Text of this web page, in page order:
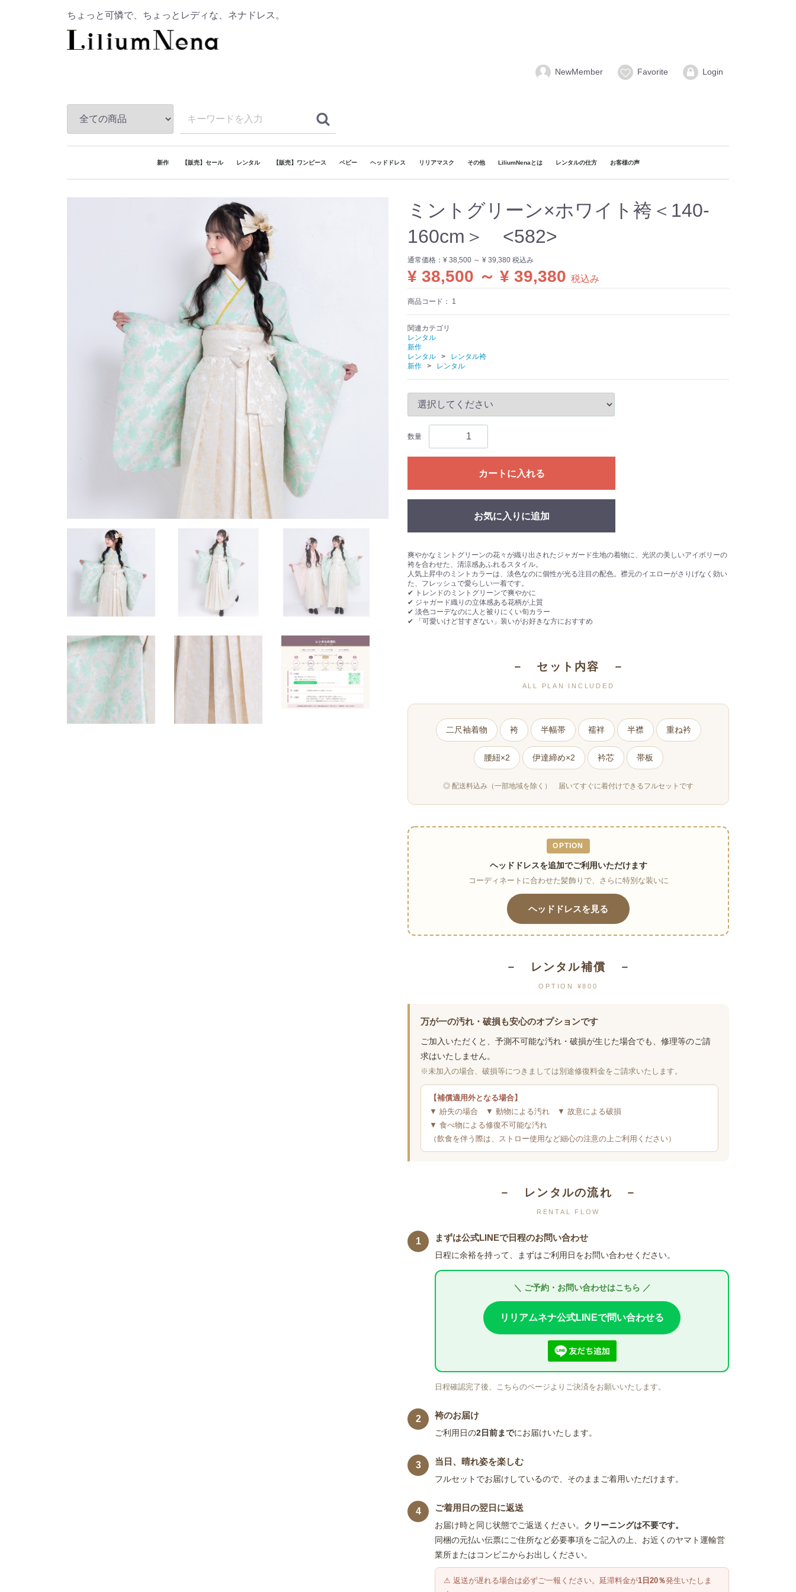
ちょっと可憐で、ちょっとレディな、ネナドレス。
NewMember Favorite Login
新作 【販売】セール レンタル 【販売】ワンピース ベビー ヘッドドレス リリアマスク その他 LiliumNenaとは レンタルの仕方 お客様の声
ミントグリーン×ホワイト袴＜140-
160cm＞ <582>
通常価格： ¥ 38,500 ～ ¥ 39,380 税込み
¥ 38,500 ～ ¥ 39,380 税込み
商品コード： 1
関連カテゴリ
レンタル
新作
レンタル
レンタル袴
新作
レンタル
数量
カートに入れる
お気に入りに追加
爽やかなミントグリーンの花々が織り出されたジャガード生地の着物に、光沢の美しいアイボリーの
袴を合わせた、清涼感あふれるスタイル。
人気上昇中のミントカラーは、淡色なのに個性が光る注目の配色。襟元のイエローがさりげなく効い
た、フレッシュで愛らしい一着です。
✔ トレンドのミントグリーンで爽やかに
✔ ジャガード織りの立体感ある花柄が上質
✔ 淡色コーデなのに人と被りにくい旬カラー
✔ 「可愛いけど甘すぎない」装いがお好きな方におすすめ
－ セット内容 －
ALL PLAN INCLUDED
二尺袖着物 袴 半幅帯 襦袢 半襟 重ね衿
腰紐×2 伊達締め×2 衿芯 帯板
◎ 配送料込み（一部地域を除く） 届いてすぐに着付けできるフルセットです
OPTION
ヘッドドレスを追加でご利用いただけます
コーディネートに合わせた髪飾りで、さらに特別な装いに
ヘッドドレスを見る
－ レンタル補償 －
OPTION ¥800
万が一の汚れ・破損も安心のオプションです
ご加入いただくと、予測不可能な汚れ・破損が生じた場合でも、修理等のご請
求はいたしません。
※未加入の場合、破損等につきましては別途修復料金をご請求いたします。
【補償適用外となる場合】
▼ 紛失の場合 ▼ 動物による汚れ ▼ 故意による破損
▼ 食べ物による修復不可能な汚れ
（飲食を伴う際は、ストロー使用など細心の注意の上ご利用ください）
－ レンタルの流れ －
RENTAL FLOW
1 まずは公式LINEで日程のお問い合わせ
日程に余裕を持って、まずはご利用日をお問い合わせください。
＼ ご予約・お問い合わせはこちら ／
リリアムネナ公式LINEで問い合わせる
日程確認完了後、こちらのページよりご決済をお願いいたします。
2 袴のお届け
ご利用日の2日前までにお届けいたします。
3 当日、晴れ姿を楽しむ
フルセットでお届けしているので、そのままご着用いただけます。
4 ご着用日の翌日に返送
お届け時と同じ状態でご返送ください。 クリーニングは不要です。
同梱の元払い伝票にご住所など必要事項をご記入の上、お近くのヤマト運輸営
業所またはコンビニからお出しください。
⚠ 返送が遅れる場合は必ずご一報ください。延滞料金が1日20％発生いたしま